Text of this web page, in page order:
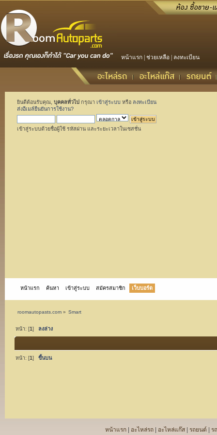
หน้าแรก ช่วยเหลือ ลงทะเบียน
ยินดีต้อนรับคุณ, บุคคลทั่วไป กรุณา เข้าสู่ระบบ หรือ ลงทะเบียน
ส่งอีเมล์ยืนยันการใช้งาน?
เข้าสู่ระบบด้วยชื่อผู้ใช้ รหัสผ่าน และระยะเวลาในเซสชั่น
หน้าแรก ค้นหา เข้าสู่ระบบ สมัครสมาชิก เว็บบอร์ด
roomautopasts.com» Smart
หน้า: [1] ลงล่าง
หน้า: [1 ] ขึ้นบน
หน้าแรก อะไหล่รถ อะไหล่แก๊ส รถยนต์ ร